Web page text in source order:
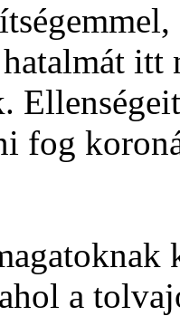
itt
fog
a